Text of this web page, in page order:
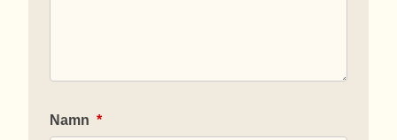
Namn *